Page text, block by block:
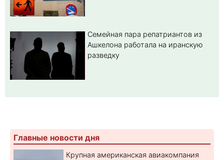
Семейная пара репатриантов из
Ашкелона работала на иранскую
разведку
Главные новости дня
Крупная американская авиакомпания